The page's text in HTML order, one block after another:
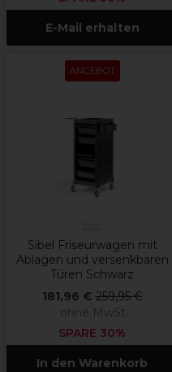
E-Mail erhalten
ANGEBOT
Sibel Friseurwagen mit
Ablagen und versenkbaren
Türen Schwarz
181,96 € 259,95 €
ohne MwSt.
SPARE 30%
In den Warenkorb